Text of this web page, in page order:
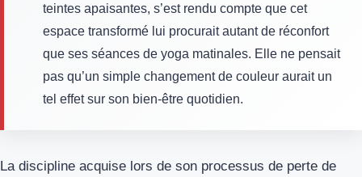
teintes apaisantes, s’est rendu compte que cet
espace transformé lui procurait autant de réconfort
que ses séances de yoga matinales. Elle ne pensait
pas qu’un simple changement de couleur aurait un
tel effet sur son bien-être quotidien.
La discipline acquise lors de son processus de perte de